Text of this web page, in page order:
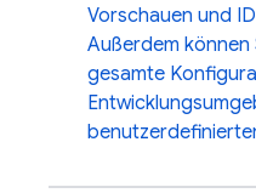
Vorschauen und
Außerdem können
gesamte